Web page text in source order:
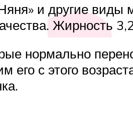
и другие виды
Жирность
нормально
его с этого